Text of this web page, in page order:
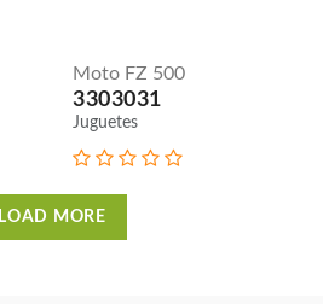
Moto FZ 500
3303031
Juguetes
LOAD MORE